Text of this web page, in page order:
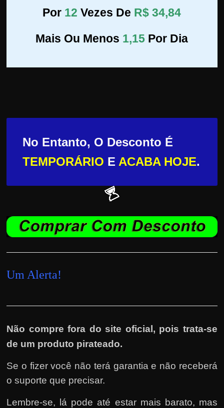
Por 12 Vezes De R$ 34,84
Mais Ou Menos 1,15 Por Dia
No Entanto, O Desconto É
TEMPORÁRIO E ACABA HOJE.
Um Alerta!
Não compre fora do site oficial, pois trata-se
de um produto pirateado.
Se o fizer você não terá garantia e não receberá
o suporte que precisar.
Lembre-se, lá pode até estar mais barato, mas